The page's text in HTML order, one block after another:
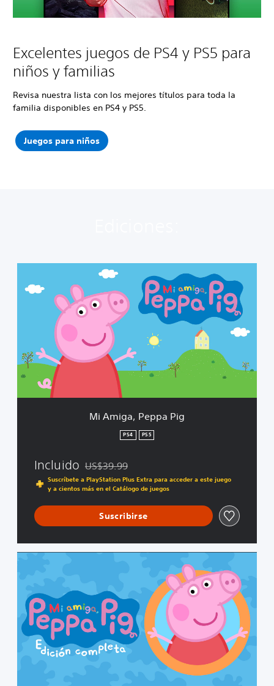
Excelentes juegos de PS4 y PS5 para
niños y familias
Revisa nuestra lista con los mejores títulos para toda la
familia disponibles en PS4 y PS5.
Juegos para niños
P
e
p
Mi Amiga, Peppa Pig
PS4 PS5
Incluido Rebajado del precio original de US$39.99
US$39.99
Suscríbete a PlayStation Plus Extra para acceder a este juego
y a cientos más en el Catálogo de juegos
Suscribirse
n